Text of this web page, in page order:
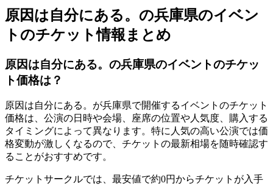
原因は自分にある。の兵庫県のイベン
トのチケット情報まとめ
原因は自分にある。の兵庫県のイベントのチケッ
ト価格は？
原因は自分にある。が兵庫県で開催するイベントのチケット
価格は、公演の日時や会場、座席の位置や人気度、購入する
タイミングによって異なります。特に人気の高い公演では価
格変動が激しくなるので、チケットの最新相場を随時確認す
ることがおすすめです。
チケットサークルでは、最安値で約0円からチケットが入手